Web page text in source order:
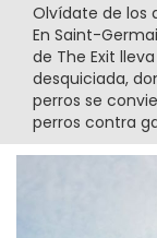
Olvídate de los
En Saint-
de The Exit
desquiciada,
perros se
perros contra